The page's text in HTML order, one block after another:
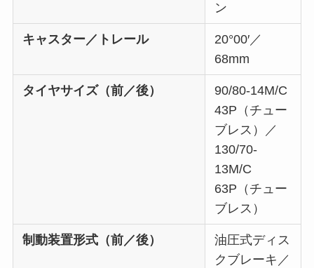
ン
キャスター／トレール
20°00′／
68mm
タイヤサイズ（前／後）
90/80-14M/C
43P（チュー
ブレス）／
130/70-
13M/C
63P（チュー
ブレス）
制動装置形式（前／後）
油圧式ディス
クブレーキ／